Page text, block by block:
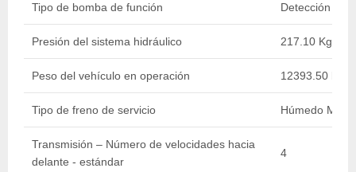
Tipo de bomba de función Detección
Presión del sistema hidráulico 217.10 Kg/
Peso del vehículo en operación 12393.50 kg /
Tipo de freno de servicio Húmedo
Transmisión – Número de velocidades hacia
delante - estándar
4